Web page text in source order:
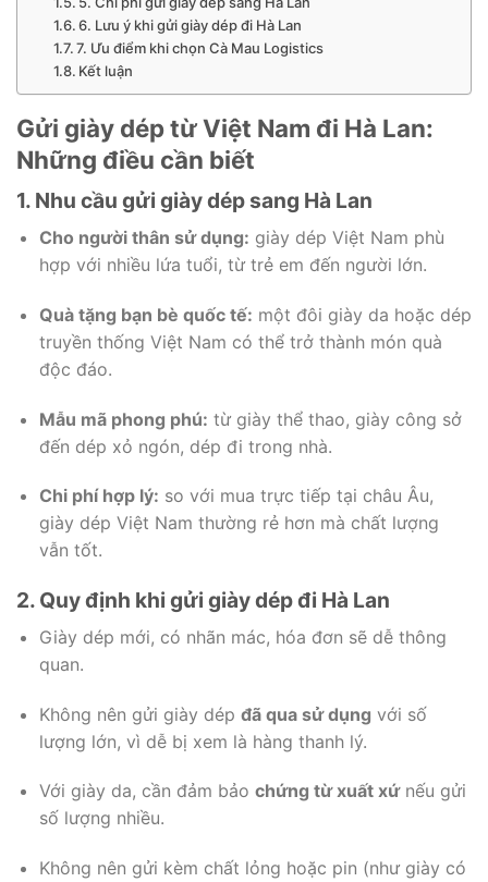
6. Lưu ý khi gửi giày dép đi Hà Lan
7. Ưu điểm khi chọn Cà Mau Logistics
Kết luận
Gửi giày dép từ Việt Nam đi Hà Lan:
Những điều cần biết
1. Nhu cầu gửi giày dép sang Hà Lan
Cho người thân sử dụng: giày dép Việt Nam phù
hợp với nhiều lứa tuổi, từ trẻ em đến người lớn.
Quà tặng bạn bè quốc tế: một đôi giày da hoặc dép
truyền thống Việt Nam có thể trở thành món quà
độc đáo.
Mẫu mã phong phú: từ giày thể thao, giày công sở
đến dép xỏ ngón, dép đi trong nhà.
Chi phí hợp lý: so với mua trực tiếp tại châu Âu,
giày dép Việt Nam thường rẻ hơn mà chất lượng
vẫn tốt.
2. Quy định khi gửi giày dép đi Hà Lan
Giày dép mới, có nhãn mác, hóa đơn sẽ dễ thông
quan.
Không nên gửi giày dép đã qua sử dụng với số
lượng lớn, vì dễ bị xem là hàng thanh lý.
Với giày da, cần đảm bảo chứng từ xuất xứnếu gửi
số lượng nhiều.
Không nên gửi kèm chất lỏng hoặc pin (như giày có